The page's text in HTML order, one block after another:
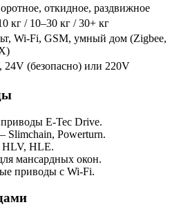
откидное, раздвижное
кг / 10–30 кг / 30+ кг
Wi-Fi, GSM, умный дом (Zigbee,
24V (безопасно) или 220V
E-Tec Drive.
Slimchain, Powerturn.
HLV, HLE.
мансардных окон.
приводы с Wi-Fi.